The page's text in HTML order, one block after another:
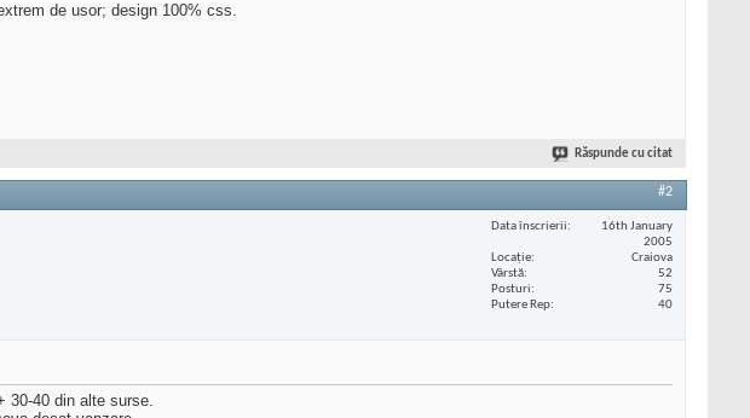
de usor; design 100% css.
Răspunde cu citat
#2
Data înscrierii
16th January
2005
Locaţie
Craiova
Vârstă
52
Posturi
75
Putere Rep
40
30-40 din alte surse.